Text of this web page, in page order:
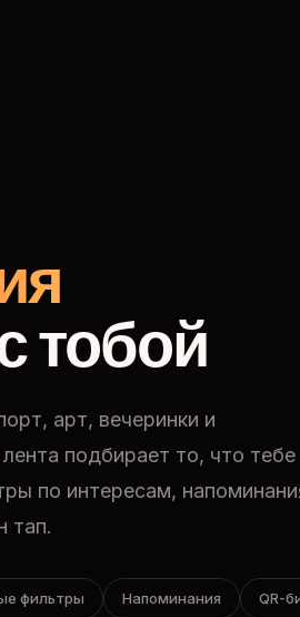
тобой
арт, вечеринки и
подбирает то, что тебе
по интересам,
тап.
фильтры Напоминания QR-